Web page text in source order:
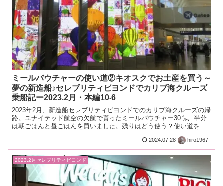
ミールバウチャーの使い道②キオスクでお土産を買う～
夢の新造船♪セレブリティビヨンドでカリブ海クルーズ
乗船記ー2023.2月・本編10-6
2023年2月、新造船セレブリティビヨンドでのカリブ海クルーズの帰
路。ユナイテッド航空の欠航で貰ったミールバウチャー30㌦。半分
は朝ごはんと昼ごはんを買いました。残りはどう使う？使い道を考
2024.07.28 hiro1967
2023.2月セレブリティビヨンド